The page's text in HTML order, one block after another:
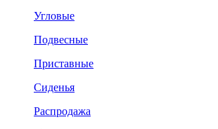
Угловые
Подвесные
Приставные
Сиденья
Распродажа